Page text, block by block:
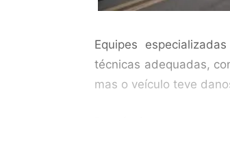
Equipes
técnicas adequadas,
mas o veículo teve